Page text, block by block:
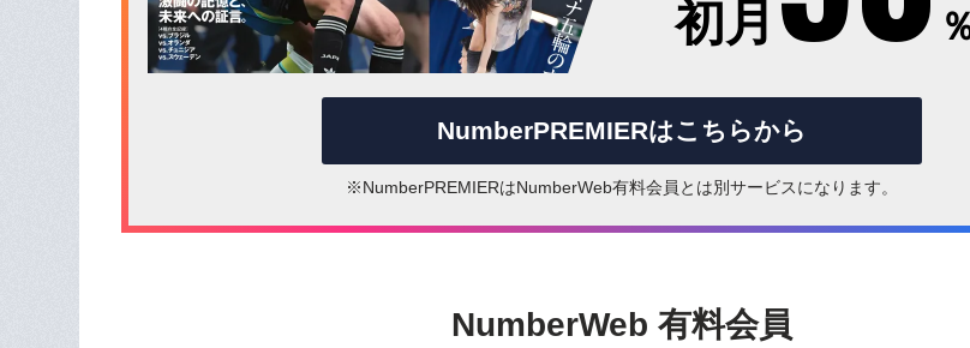
初月
NumberPREMIERはこちらから
※NumberPREMIERはNumberWeb有料会員とは別サービスになります。
NumberWeb 有料会員